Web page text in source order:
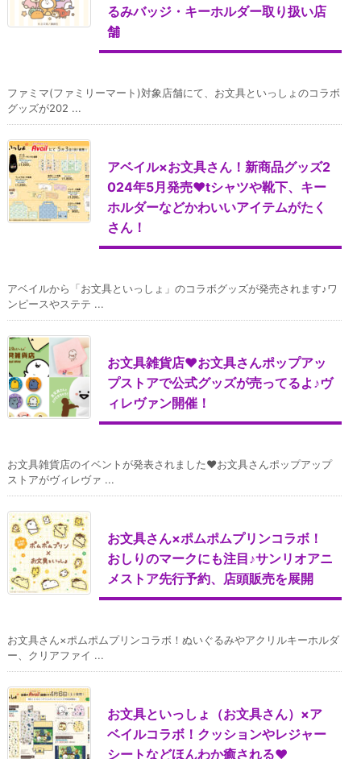
るみバッジ・キーホルダー取り扱い店
舗
ファミマ(ファミリーマート)対象店舗にて、お文具といっしょのコラボ
グッズが202 ...
アベイル×お文具さん！新商品グッズ2
024年5月発売♥tシャツや靴下、キー
ホルダーなどかわいいアイテムがたく
さん！
アベイルから「お文具といっしょ」のコラボグッズが発売されます♪ワ
ンピースやステテ ...
お文具雑貨店♥お文具さんポップアッ
プストアで公式グッズが売ってるよ♪ヴ
ィレヴァン開催！
お文具雑貨店のイベントが発表されました♥お文具さんポップアップ
ストアがヴィレヴァ ...
お文具さん×ポムポムプリンコラボ！
おしりのマークにも注目♪サンリオアニ
メストア先行予約、店頭販売を展開
お文具さん×ポムポムプリンコラボ！ぬいぐるみやアクリルキーホルダ
ー、クリアファイ ...
お文具といっしょ（お文具さん）×ア
ベイルコラボ！クッションやレジャー
シートなどほんわか癒される♥